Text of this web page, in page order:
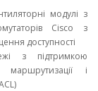
модулі з
Cisco з
доступності
з підтримкою
маршрутизації і